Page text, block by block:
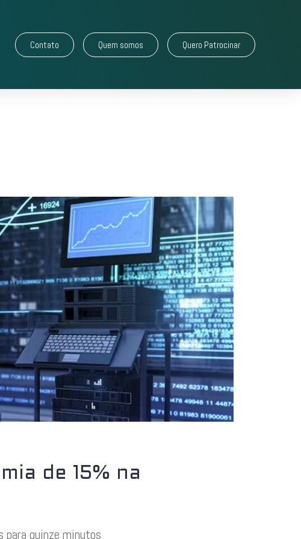
Contato Quem somos Quero Patrocinar
de 15% na
para quinze minutos